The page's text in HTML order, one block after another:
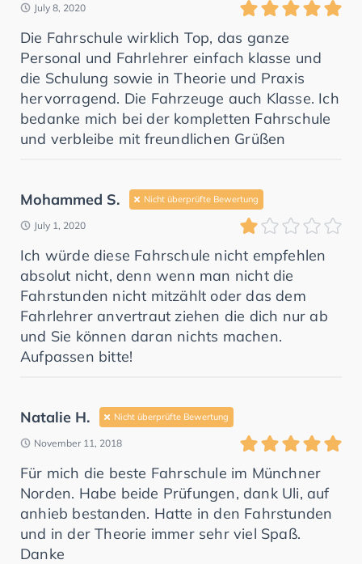
July 8, 2020
Die Fahrschule wirklich Top, das ganze
Personal und Fahrlehrer einfach klasse und
die Schulung sowie in Theorie und Praxis
hervorragend. Die Fahrzeuge auch Klasse. Ich
bedanke mich bei der kompletten Fahrschule
und verbleibe mit freundlichen Grüßen
Mohammed S. Nicht überprüfte Bewertung
July 1, 2020
Ich würde diese Fahrschule nicht empfehlen
absolut nicht, denn wenn man nicht die
Fahrstunden nicht mitzählt oder das dem
Fahrlehrer anvertraut ziehen die dich nur ab
und Sie können daran nichts machen.
Aufpassen bitte!
Natalie H. Nicht überprüfte Bewertung
November 11, 2018
Für mich die beste Fahrschule im Münchner
Norden. Habe beide Prüfungen, dank Uli, auf
anhieb bestanden. Hatte in den Fahrstunden
und in der Theorie immer sehr viel Spaß.
Danke